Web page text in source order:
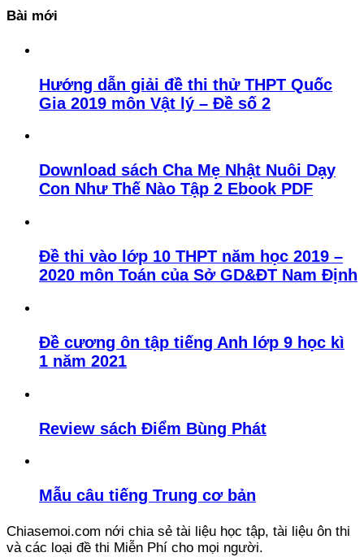
Bài mới
Hướng dẫn giải đề thi thử THPT Quốc
Gia 2019 môn Vật lý – Đề số 2
Download sách Cha Mẹ Nhật Nuôi Dạy
Con Như Thế Nào Tập 2 Ebook PDF
Đề thi vào lớp 10 THPT năm học 2019 –
2020 môn Toán của Sở GD&ĐT Nam Định
Đề cương ôn tập tiếng Anh lớp 9 học kì
1 năm 2021
Review sách Điểm Bùng Phát
Mẫu câu tiếng Trung cơ bản
Chiasemoi.com nới chia sẻ tài liệu học tập, tài liệu ôn thi
và các loại đề thi Miễn Phí cho mọi người.